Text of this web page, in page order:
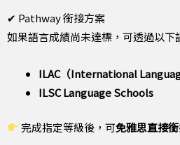
✔ Pathway 銜接方案
如果語言成績尚未達標，可透過以下
ILAC（International
ILSC Language Schools
完成指定等級後，可免雅思直接